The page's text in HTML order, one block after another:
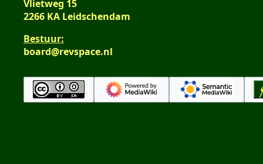
Vlietweg 15
2266 KA Leidschendam
Bestuur:
board@revspace.nl